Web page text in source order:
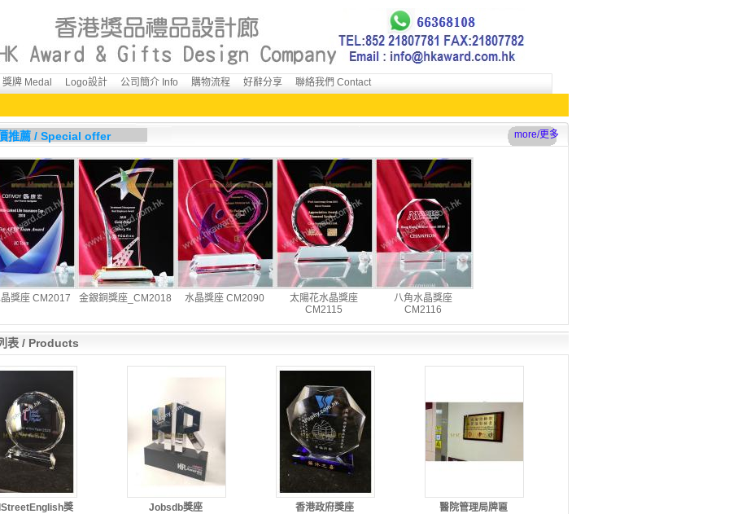
獎牌 Medal Logo設計 公司簡介 Info 購物流程 好辭分享 聯絡我們 Contact
more/更多
推薦 / Special offer
獎座 CM2017 金銀銅獎座_CM2018 水晶獎座 CM2090
太陽花水晶獎座
CM2115
八角水晶獎座
CM2116
表 / Products
獎
Jobsdb獎座 香港政府獎座 醫院管理局牌匾